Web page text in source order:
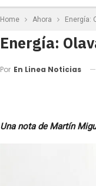
Home Ahora Energía:
Energía:
Por En Linea Noticias
Una nota de Martín